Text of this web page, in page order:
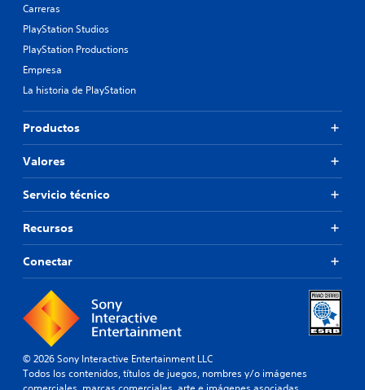
Carreras
PlayStation Studios
PlayStation Productions
Empresa
La historia de PlayStation
Productos
Valores
Servicio técnico
Recursos
Conectar
© 2026 Sony Interactive Entertainment LLC
Todos los contenidos, títulos de juegos, nombres y/o imágenes